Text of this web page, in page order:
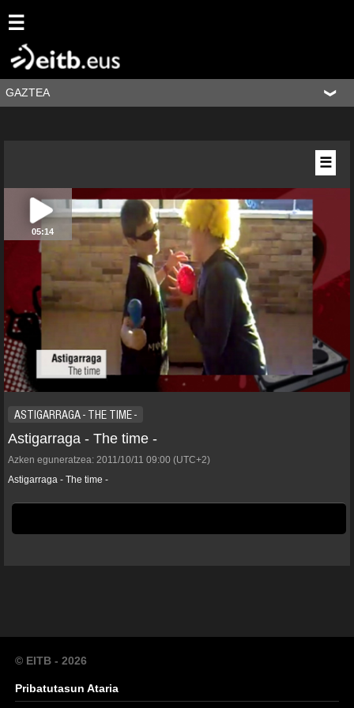
☰
GAZTEA
05:14
ASTIGARRAGA - THE TIME -
Astigarraga - The time -
Azken eguneratzea: 2011/10/11 09:00 (UTC+2)
Astigarraga - The time -
☰
© EITB - 2026
Pribatutasun Ataria